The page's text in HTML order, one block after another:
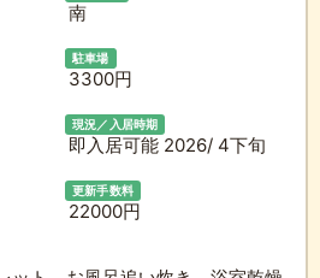
南
駐車場
3300円
現況／入居時期
即入居可能 2026/ 4下旬
更新手数料
22000円